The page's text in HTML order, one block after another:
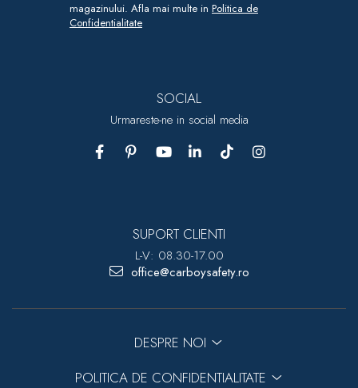
magazinului. Afla mai multe in Politica de
Confidentialitate
SOCIAL
Urmareste-ne in social media
SUPORT CLIENTI
L-V: 08.30-17.00
office@carboysafety.ro
DESPRE NOI
POLITICA DE CONFIDENTIALITATE